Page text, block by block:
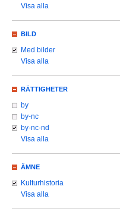
Visa alla
BILD
Med bilder
Visa alla
RÄTTIGHETER
by
by-nc
by-nc-nd
Visa alla
ÄMNE
Kulturhistoria
Visa alla